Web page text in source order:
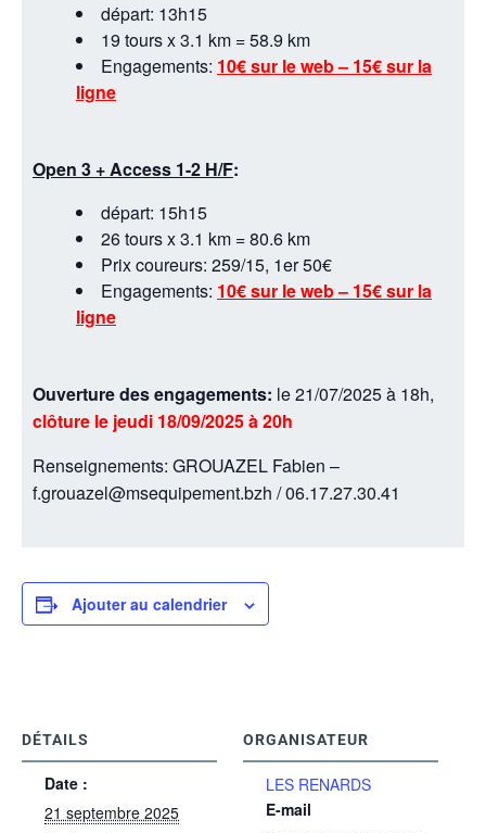
départ: 13h15
19 tours x 3.1 km = 58.9 km
Engagements: 10€ sur le web – 15€ sur la
ligne
Open 3 + Access 1-2 H/F:
départ: 15h15
26 tours x 3.1 km = 80.6 km
Prix coureurs: 259/15, 1er 50€
Engagements: 10€ sur le web – 15€ sur la
ligne
Ouverture des engagements: le 21/07/2025 à 18h,
clôture le jeudi 18/09/2025 à 20h
Renseignements: GROUAZEL Fabien –
f.grouazel@msequipement.bzh / 06.17.27.30.41
Ajouter au calendrier
DÉTAILS
Date :
21 septembre 2025
ORGANISATEUR
LES RENARDS
E-mail